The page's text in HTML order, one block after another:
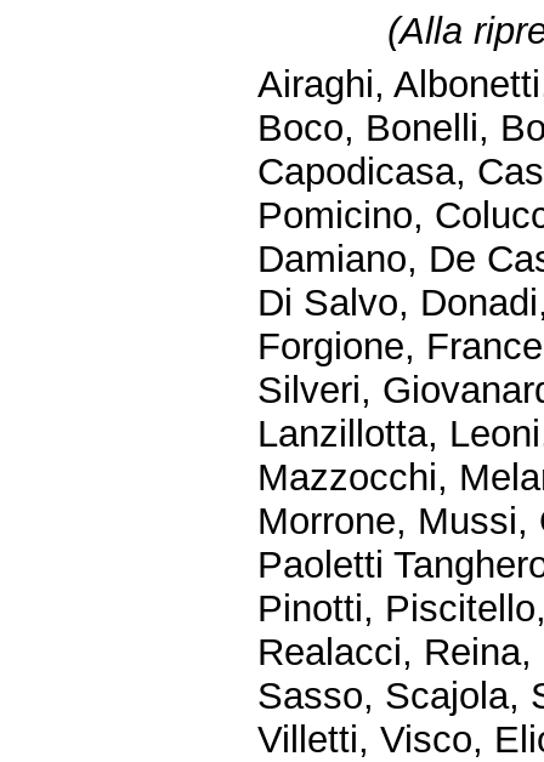
(Alla
Airaghi,
Boco, Bonelli,
Capodicasa,
Pomicino,
Damiano, De
Di Salvo,
Forgione,
Silveri,
Lanzillotta,
Mazzocchi,
Morrone, Mussi,
Paoletti
Pinotti,
Realacci,
Sasso, Scajola,
Villetti, Visco,